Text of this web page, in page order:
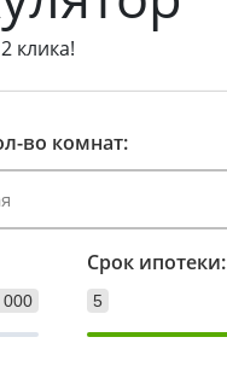
клика!
во комнат:
Срок ипотеки:
5